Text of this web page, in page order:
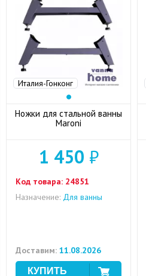
Италия-Гонконг
Ножки для стальной ванны
Maroni
1 450 ₽
Код товара: 24851
Назначение: Для ванны
Доставим: 11.08.2026